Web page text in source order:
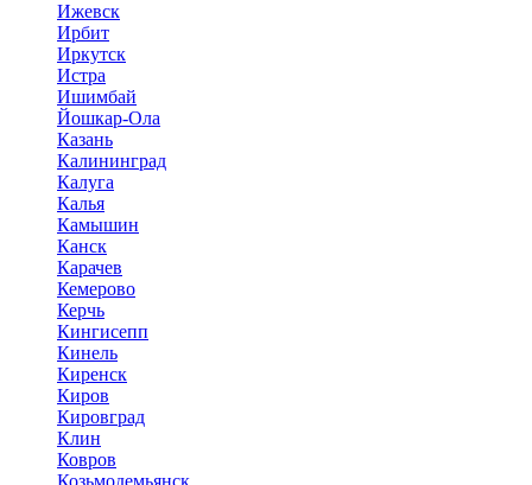
Ижевск
Ирбит
Иркутск
Истра
Ишимбай
Йошкар-Ола
Казань
Калининград
Калуга
Калья
Камышин
Канск
Карачев
Кемерово
Керчь
Кингисепп
Кинель
Киренск
Киров
Кировград
Клин
Ковров